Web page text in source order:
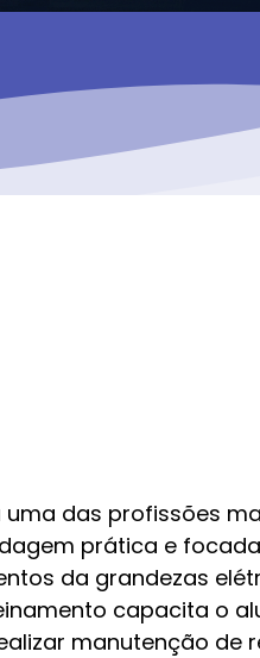
das profissões
prática e
da grandezas
capacita o
manutenção de